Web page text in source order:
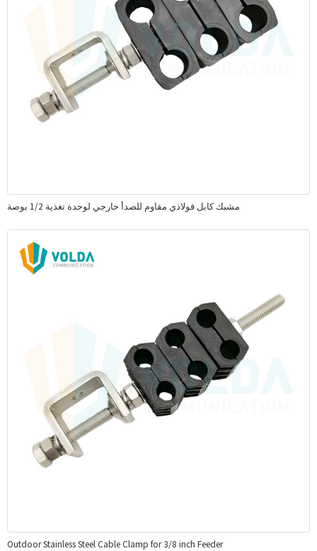
مشبك كابل فولاذي مقاوم للصدأ خارجي لوحدة تغذية 1/2 بوصة
Outdoor Stainless Steel Cable Clamp for 3/8 inch Feeder